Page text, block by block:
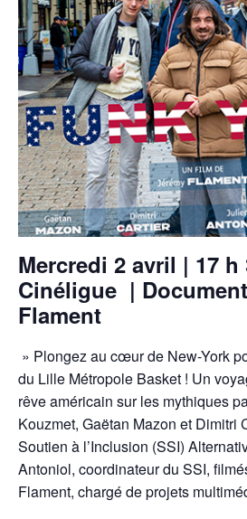
Mercredi 2 avril | 17
Cinéligue |
Flament
» Plongez au cœur de New-York
du Lille Métropole Basket ! Un
rêve américain sur les mythiques
Kouzmet, Gaëtan Mazon et Dimitri
Soutien à l’Inclusion (SSI)
Antoniol, coordinateur du SSI,
Flament, chargé de projets